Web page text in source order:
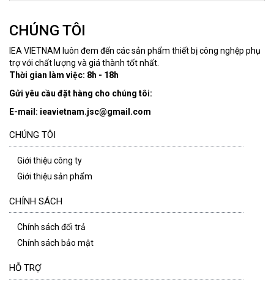
CHÚNG TÔI
IEA VIETNAM luôn đem đến các sản phẩm thiết bị công nghệp phụ
trợ với chất lượng và giá thành tốt nhất.
Thời gian làm việc: 8h - 18h
Gửi yêu cầu đặt hàng cho chúng tôi:
E-mail: ieavietnam.jsc@gmail.com
CHÚNG TÔI
Giới thiệu công ty
Giới thiệu sản phẩm
CHÍNH SÁCH
Chính sách đổi trả
Chính sách bảo mật
HỖ TRỢ